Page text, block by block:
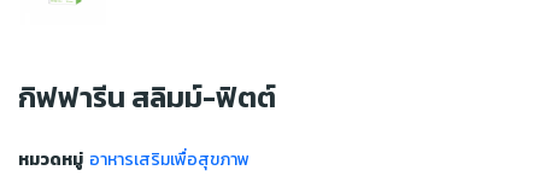
กิฟฟารีน สลิมม์-ฟิตต์
หมวดหมู่ อาหารเสริมเพื่อสุขภาพ